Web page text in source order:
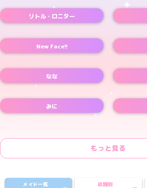
リトル・ロニター
New Face!!
なな
みに
もっと見る
メイド一覧 店舗別